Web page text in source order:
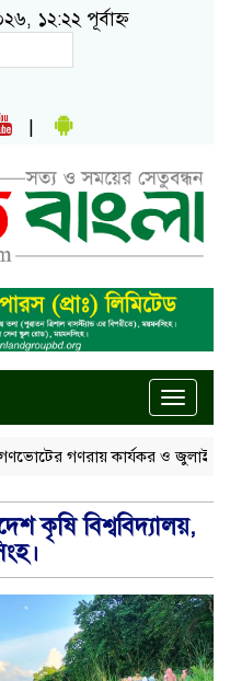
১২:২২ পূর্বাহ্ন
Toggle
গণরায় কার্যকর ও জুলাই সনদ
কৃষি বিশ্ববিদ্যালয়,